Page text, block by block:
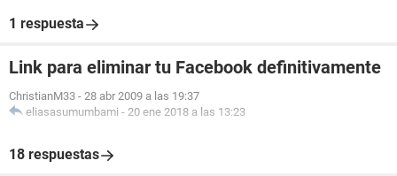
1 respuesta
Link para eliminar tu Facebook definitivamente
ChristianM33 - 28 abr 2009 a las 19:37
eliasasumumbami - 20 ene 2018 a las 13:23
18 respuestas